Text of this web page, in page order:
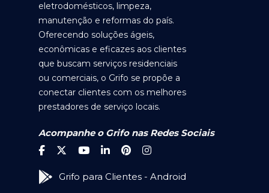
eletrodomésticos, limpeza,
manutenção e reformas do país.
Oferecendo soluções ágeis,
econômicas e eficazes aos clientes
que buscam serviços residenciais
ou comerciais, o Grifo se propõe a
conectar clientes com os melhores
prestadores de serviço locais.
Acompanhe o Grifo nas Redes Sociais
Grifo para Clientes - Android